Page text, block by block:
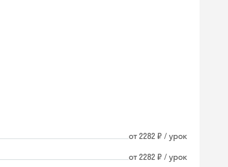
от 2282 ₽ / урок
от 2282 ₽ / урок
online